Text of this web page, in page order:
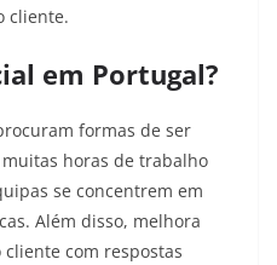
cliente.
em Portugal?
formas de ser
horas de trabalho
se concentrem em
Além disso, melhora
com respostas